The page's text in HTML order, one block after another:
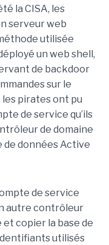
la CISA, les
serveur web
utilisée
un web shell,
de backdoor
sur le
pirates ont pu
de service qu’ils
de domaine
de données Active
de service
autre contrôleur
copier la base de
utilisés